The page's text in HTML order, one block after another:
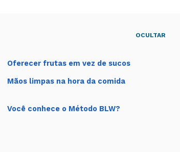
OCULTAR
Oferecer frutas em vez de sucos
Mãos limpas na hora da comida
Você conhece o Método BLW?